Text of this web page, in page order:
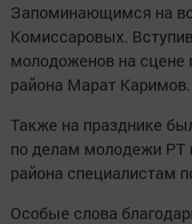
Запоминающимся на
Комиссаровых.
молодоженов на сцене
района Марат Каримов.
Также на празднике
по делам молодежи РТ
района специалистам
Особые слова